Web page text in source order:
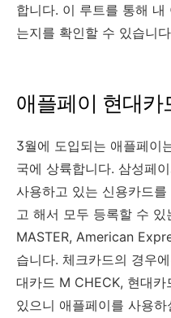
합니다. 이 루트를 통해
는지를 확인할 수 있습니
애플페이 현대카
3월에 도입되는 애플페이
국에 상륙합니다. 삼성페
사용하고 있는 신용카드
고 해서 모두 등록할 수
MASTER, American
습니다. 체크카드의 경우
대카드 M CHECK, 현대
있으니 애플페이를 사용